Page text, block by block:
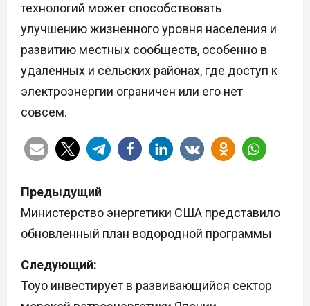
технологий может способствовать
улучшению жизненного уровня населения и
развитию местных сообществ, особенно в
удаленных и сельских районах, где доступ к
электроэнергии ограничен или его нет
совсем.
Н
а
в
и
Предыдущий
Министерство энергетики США представило
обновленный план водородной программы
Следующий:
Toyo инвестирует в развивающийся сектор